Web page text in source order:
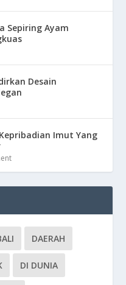
Sepiring Ayam
Desain
Imut Yang
DAERAH
DI DUNIA